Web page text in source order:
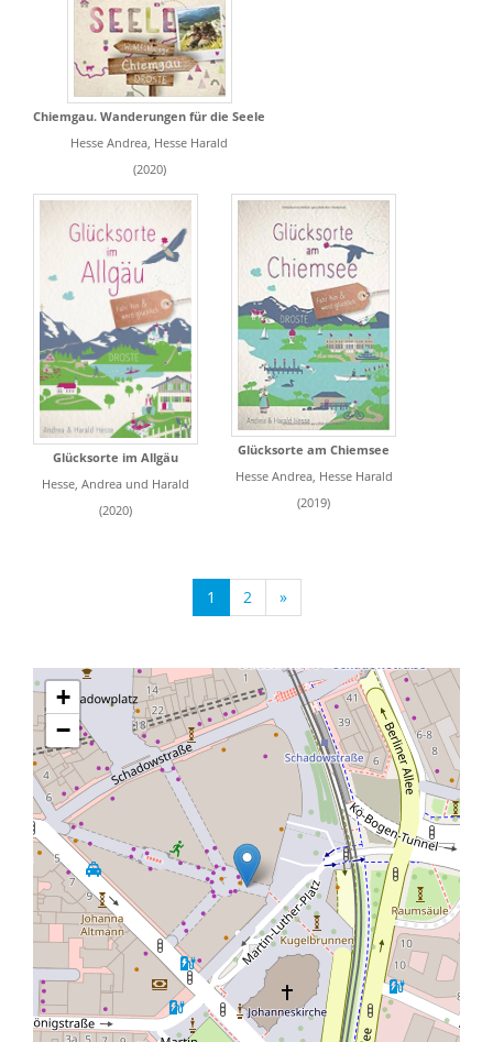
Chiemgau. Wanderungen für die Seele
Hesse Andrea, Hesse Harald
(2020)
Glücksorte im Allgäu
Hesse, Andrea und Harald
(2020)
Glücksorte am Chiemsee
Hesse Andrea, Hesse Harald
(2019)
1 2 »
+
−